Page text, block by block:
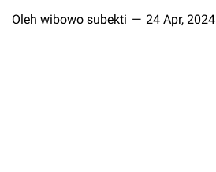
Oleh wibowo subekti 24 Apr, 2024